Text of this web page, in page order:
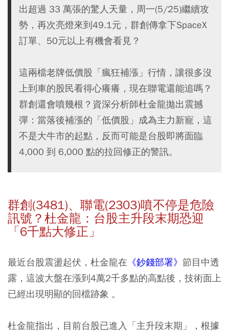
出超過 33 萬張的驚人天量，周一(5/25)繼續攻
勢，再次亮燈來到49.1元，群創傳拿下SpaceX
訂單、50元以上有機會看見？
這兩檔老牌低價股「瘋狂補漲」行情，讓很多沒
上到車的股民看得心癢癢，現在聯電還能追嗎？
群創還會噴幾根？資深分析師杜金龍拋出震撼
彈：當落後補漲的「低價股」成為主力新寵，這
不是大牛市的起點，反而可能是台股即將面臨
4,000 到 6,000 點的拉回修正的警訊。
群創(3481)、聯電(2303)噴不停是危險
訊號？杜金龍：台股主升段末期恐迎
「6千點大修正」
最近台股震盪起伏，杜金龍在 《鈔錢部署》 節目中透
露，這波大盤在漲到4萬2千多點的高點後，技術面上
已經出現明顯的回檔跡象 。
杜金龍指出，目前台股已進入「主升段末期」，根據